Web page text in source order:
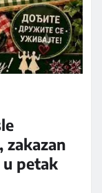
zakazan
u petak